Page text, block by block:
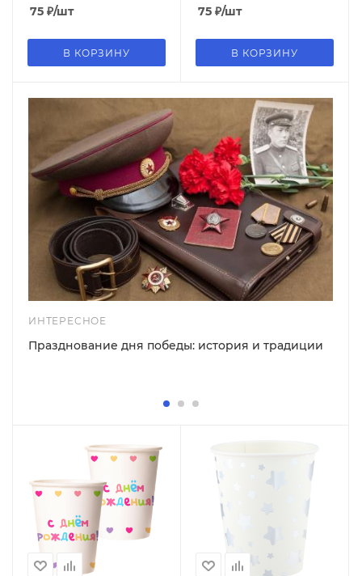
75 ₽/шт
В КОРЗИНУ
75 ₽/шт
В КОРЗИНУ
ИНТЕРЕСНОЕ
Празднование дня победы: история и традиции